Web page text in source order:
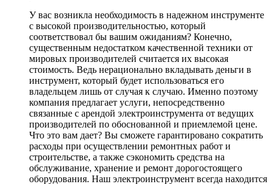
У вас возникла необходимость в надежном инструменте
с высокой производительностью, который
соответствовал бы вашим ожиданиям? Конечно,
существенным недостатком качественной техники от
мировых производителей считается их высокая
стоимость. Ведь нерационально вкладывать деньги в
инструмент, который будет использоваться его
владельцем лишь от случая к случаю. Именно поэтому
компания предлагает услуги, непосредственно
связанные с арендой электроинструмента от ведущих
производителей по обоснованной и приемлемой цене.
Что это вам дает? Вы сможете гарантировано сократить
расходы при осуществлении ремонтных работ и
строительстве, а также сэкономить средства на
обслуживание, хранение и ремонт дорогостоящего
оборудования. Наш электроинструмент всегда находится